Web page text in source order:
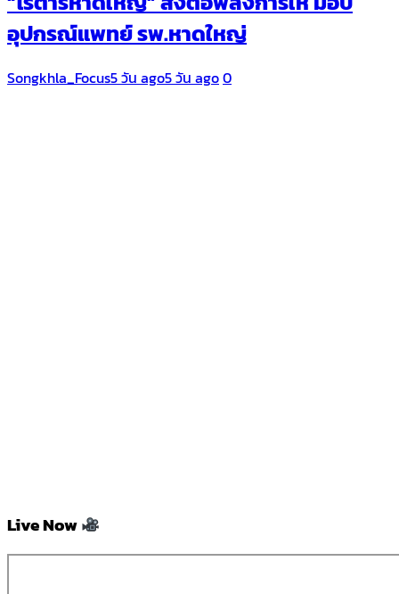
อุปกรณ์แพทย์ รพ.หาดใหญ่
Songkhla_Focus5 วัน ago5 วัน ago0
Live Now